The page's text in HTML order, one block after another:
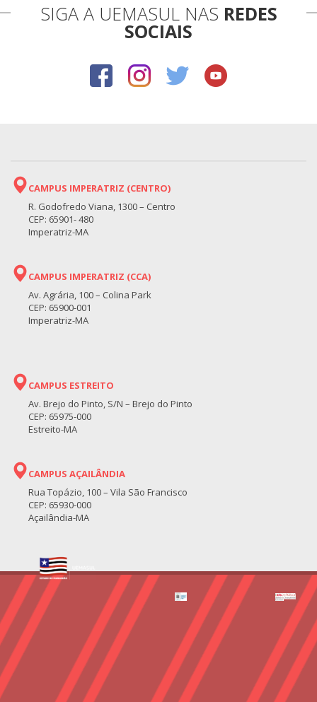
SIGA A UEMASUL NAS REDES
SOCIAIS
CAMPUS IMPERATRIZ (CENTRO)
R. Godofredo Viana, 1300 – Centro
CEP: 65901- 480
Imperatriz-MA
CAMPUS IMPERATRIZ (CCA)
Av. Agrária, 100 – Colina Park
CEP: 65900-001
Imperatriz-MA
CAMPUS ESTREITO
Av. Brejo do Pinto, S/N – Brejo do Pinto
CEP: 65975-000
Estreito-MA
CAMPUS AÇAILÂNDIA
Rua Topázio, 100 – Vila São Francisco
CEP: 65930-000
Açailândia-MA